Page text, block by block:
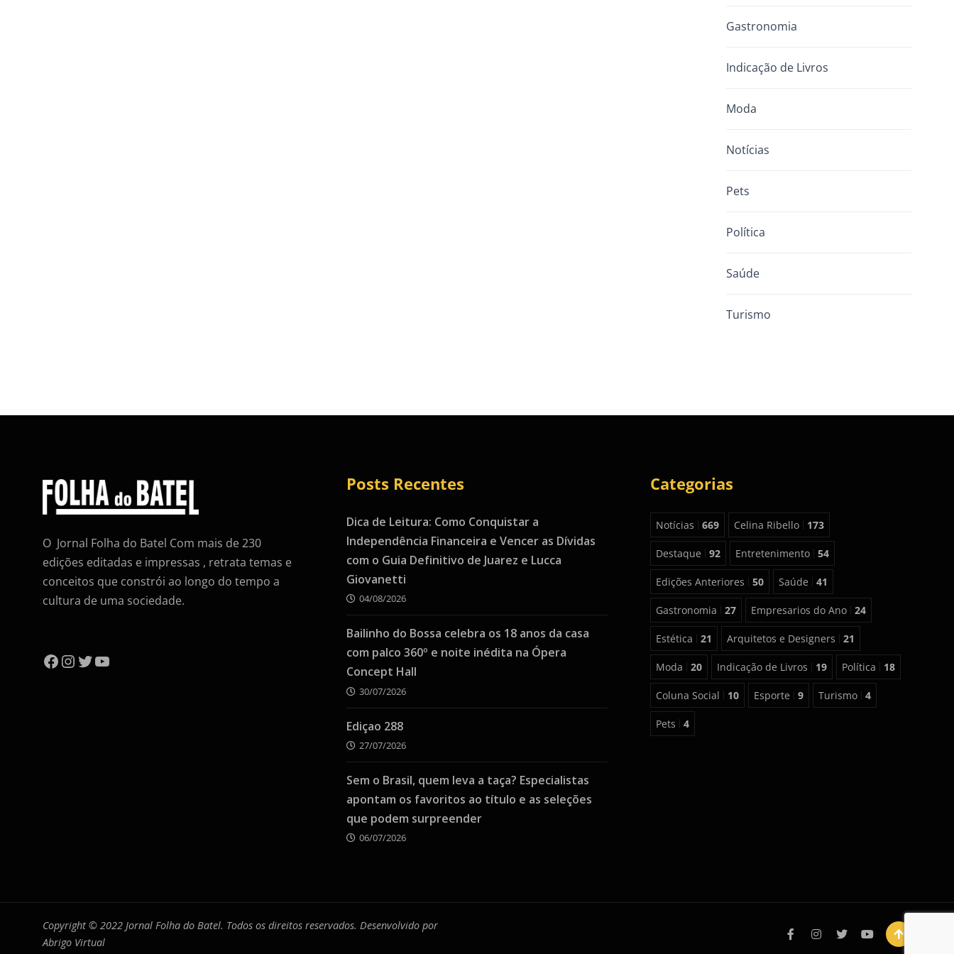
Gastronomia
Indicação de Livros
Moda
Notícias
Pets
Política
Saúde
Turismo
O Jornal Folha do Batel Com mais de 230
edições editadas e impressas , retrata temas e
conceitos que constrói ao longo do tempo a
cultura de uma sociedade.
Facebook
Instagram
Twitter
YouTube
Posts Recentes
Dica de Leitura: Como Conquistar a
Independência Financeira e Vencer as Dívidas
com o Guia Definitivo de Juarez e Lucca
Giovanetti
04/08/2026
Bailinho do Bossa celebra os 18 anos da casa
com palco 360º e noite inédita na Ópera
Concept Hall
30/07/2026
Ediçao 288
27/07/2026
Sem o Brasil, quem leva a taça? Especialistas
apontam os favoritos ao título e as seleções
que podem surpreender
06/07/2026
Categorias
Notícias 669 Celina Ribello 173
Destaque 92 Entretenimento 54
Edições Anteriores 50 Saúde 41
Gastronomia 27 Empresarios do Ano 24
Estética 21 Arquitetos e Designers 21
Moda 20 Indicação de Livros 19 Política 18
Coluna Social 10 Esporte 9 Turismo 4
Pets 4
Copyright © 2022 Jornal Folha do Batel. Todos os direitos reservados. Desenvolvido por
Abrigo Virtual